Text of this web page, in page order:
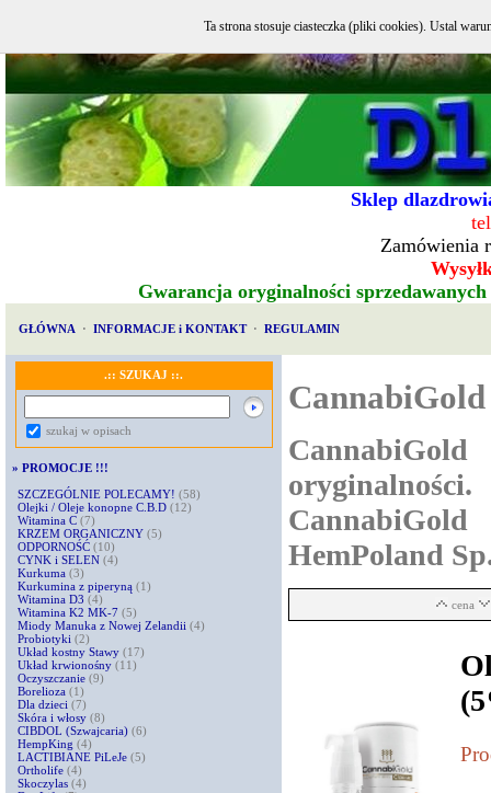
Sklep
Zamówienia
Gwarancja oryginalności
GŁÓWNA · INFORMACJE i KONTAKT · REGULAMIN
.:: SZUKAJ ::.
szukaj w opisach
» PROMOCJE !!!
SZCZEGÓLNIE POLECAMY! (58)
Olejki / Oleje konopne C.B.D (12)
Witamina C (7)
KRZEM ORGANICZNY (5)
ODPORNOŚĆ (10)
CYNK i SELEN (4)
Kurkuma (3)
Kurkumina z piperyną (1)
Witamina D3 (4)
Witamina K2 MK-7 (5)
Miody Manuka z Nowej Zelandii (4)
Probiotyki (2)
Układ kostny Stawy (17)
Układ krwionośny (11)
Oczyszczanie (9)
Borelioza (1)
Dla dzieci (7)
Skóra i włosy (8)
CIBDOL (Szwajcaria) (6)
HempKing (4)
LACTIBIANE PiLeJe (5)
Ortholife (4)
Skoczylas (4)
CannabiGold
HemPoland
cena
Ta strona stosuje ciasteczka (pliki cookies). Ustal